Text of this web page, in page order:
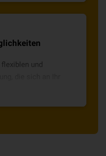
und